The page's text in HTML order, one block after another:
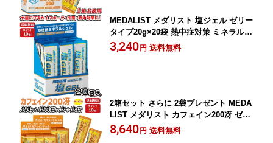
MEDALIST メダリスト 塩ジェル ゼリー
タイプ20g×20袋 熱中症対策 ミネラル補
給・塩分補給ジェル アリスト 即納 ラフ
ィートスポーツ
3,240 円 送料無料
2箱セット さらに 2袋プレゼント MEDA
LIST メダリスト カフェイン200冴 ゼリ
ータイプ20g×20袋×2箱 集中力 アルギニ
ン エナジードリンク味 アリスト 即納
8,640 円 送料無料